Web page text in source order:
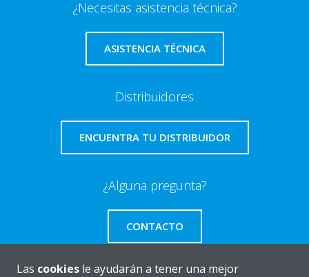
¿Necesitas asistencia técnica?
ASISTENCIA TÉCNICA
Distribuidores
ENCUENTRA TU DISTRIBUIDOR
¿Alguna pregunta?
CONTACTO
Las cookies le ayudarán a tener una mejor